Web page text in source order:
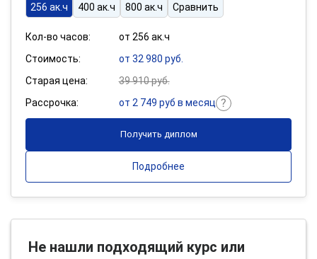
256 ак.ч 400 ак.ч 800 ак.ч Сравнить
Кол-во часов:
от 256 ак.ч
Стоимость:
от 32 980 руб.
Старая цена:
39 910 руб.
Рассрочка:
от 2 749 руб в месяц
Получить диплом
Подробнее
Не нашли подходящий курс или